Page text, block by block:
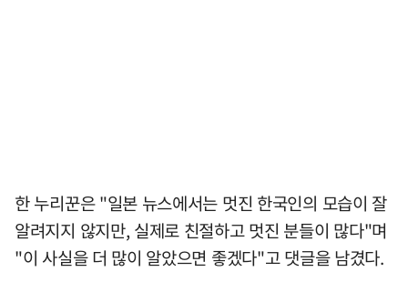
한 누리꾼은 "일본 뉴스에서는 멋진 한국인의 모습이 잘
알려지지 않지만, 실제로 친절하고 멋진 분들이 많다"며
"이 사실을 더 많이 알았으면 좋겠다"고 댓글을 남겼다.